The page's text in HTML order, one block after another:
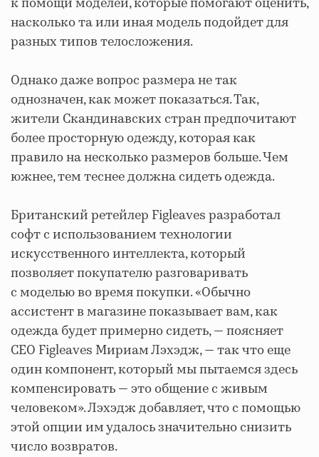
насколько та или иная модель подойдет для
разных типов телосложения.
Однако даже вопрос размера не так
однозначен, как может показаться. Так,
жители Скандинавских стран предпочитают
более просторную одежду, которая как
правило на несколько размеров больше. Чем
южнее, тем теснее должна сидеть одежда.
Британский ретейлер Figleaves разработал
софт с использованием технологии
искусственного интеллекта, который
позволяет покупателю разговаривать
с моделью во время покупки. «Обычно
ассистент в магазине показывает вам, как
одежда будет примерно сидеть, — поясняет
СЕО Figleaves Мириам Лэхэдж, — так что еще
один компонент, который мы пытаемся здесь
компенсировать — это общение с живым
человеком». Лэхэдж добавляет, что с помощью
этой опции им удалось значительно снизить
число возвратов.